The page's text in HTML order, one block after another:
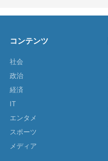
コンテンツ
社会
政治
経済
IT
エンタメ
スポーツ
メディア